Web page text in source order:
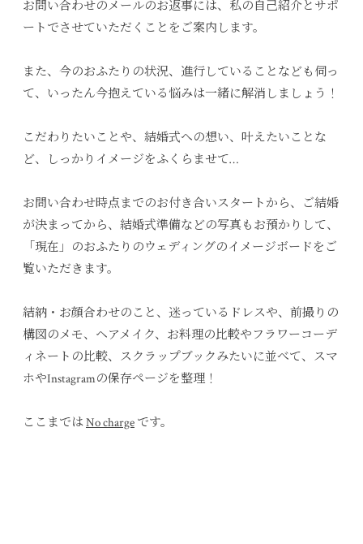
お問い合わせのメールのお返事には、私の自己紹介とサポ
ートでさせていただくことをご案内します。
また、今のおふたりの状況、進行していることなども伺っ
て、いったん今抱えている悩みは一緒に解消しましょう！
こだわりたいことや、結婚式への想い、叶えたいことな
ど、しっかりイメージをふくらませて…
お問い合わせ時点までのお付き合いスタートから、ご結婚
が決まってから、結婚式準備などの写真もお預かりして、
「現在」のおふたりのウェディングのイメージボードをご
覧いただきます。
結納・お顔合わせのこと、迷っているドレスや、前撮りの
構図のメモ、ヘアメイク、お料理の比較やフラワーコーデ
ィネートの比較、スクラップブックみたいに並べて、スマ
ホやInstagramの保存ページを整理！
ここまではNo charge です。